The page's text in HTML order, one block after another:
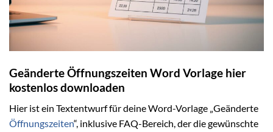
Geänderte Öffnungszeiten Word Vorlage hier
kostenlos downloaden
Hier ist ein Textentwurf für deine Word-Vorlage „Geänderte
Öffnungszeiten“, inklusive FAQ-Bereich, der die gewünschte